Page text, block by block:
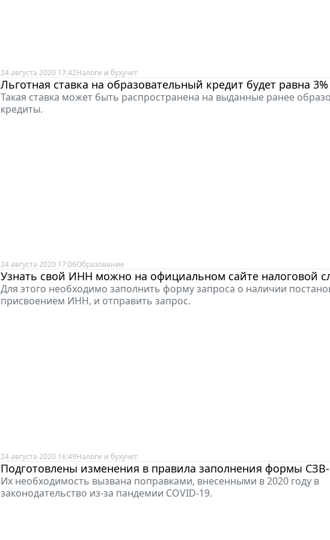
24 августа 2020 17:42Налоги и бухучет
Льготная ставка на образовательный кредит будет равна 3%
Такая ставка может быть распространена на выданные ранее
кредиты.
24 августа 2020 17:06Образование
Узнать свой ИНН можно на официальном сайте налоговой
Для этого необходимо заполнить форму запроса о наличии
присвоением ИНН, и отправить запрос.
24 августа 2020 16:49Налоги и бухучет
Подготовлены изменения в правила заполнения формы
Их необходимость вызвана поправками, внесенными в 2020 году в
законодательство из-за пандемии COVID-19.